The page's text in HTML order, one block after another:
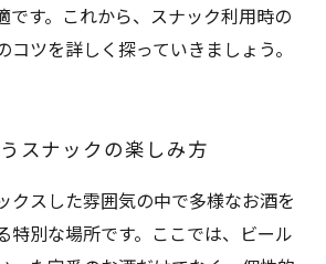
です。これから、スナック利用時の
コツを詳しく探っていきましょう。
スナックの楽しみ方
クスした雰囲気の中で多様なお酒を
特別な場所です。ここでは、ビール